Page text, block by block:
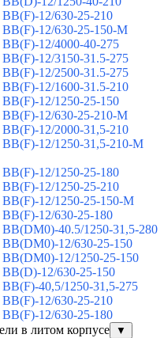
ВВ(F)-12/630-25-210
ВВ(F)-12/630-25-150-М
ВВ(F)-12/4000-40-275
ВВ(F)-12/3150-31.5-275
ВВ(F)-12/2500-31.5-275
ВВ(F)-12/1600-31.5-210
ВВ(F)-12/1250-25-150
BB(F)-12/630-25-210-М
12/2000-31,5-210
BB(F)-12/1250-31,5-210-М
BB(F)-12/1250-25-180
ВВ(F)-12/1250-25-210
ВВ(F)-12/1250-25-150-М
BB(F)-12/630-25-180
ВВ(DM0)-40.5/1250-31,5-280
ВВ(DM0)-12/630-25-150
ВВ(DM0)-12/1250-25-150
BB(D)-12/630-25-150
ВВ(F)-40,5/1250-31,5-275
ВВ(F)-12/630-25-210
ВВ(F)-12/630-25-180
в литом корпусе
▼